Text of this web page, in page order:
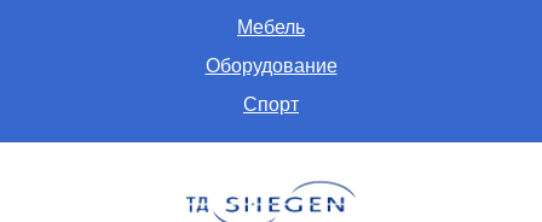
Мебель
Оборудование
Спорт